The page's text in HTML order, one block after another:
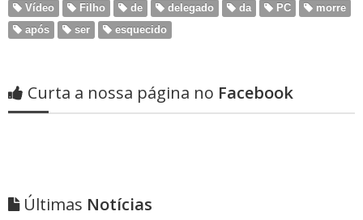
Vídeo Filho de delegado da PC
morre
após
ser esquecido
Curta a nossa página no Facebook
Últimas Notícias